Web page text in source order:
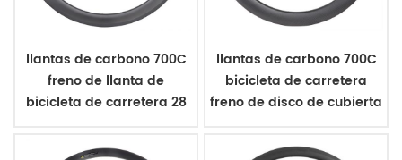
llantas de carbono 700C
freno de llanta de
bicicleta de carretera 28
llantas de carbono 700C
bicicleta de carretera
freno de disco de cubierta